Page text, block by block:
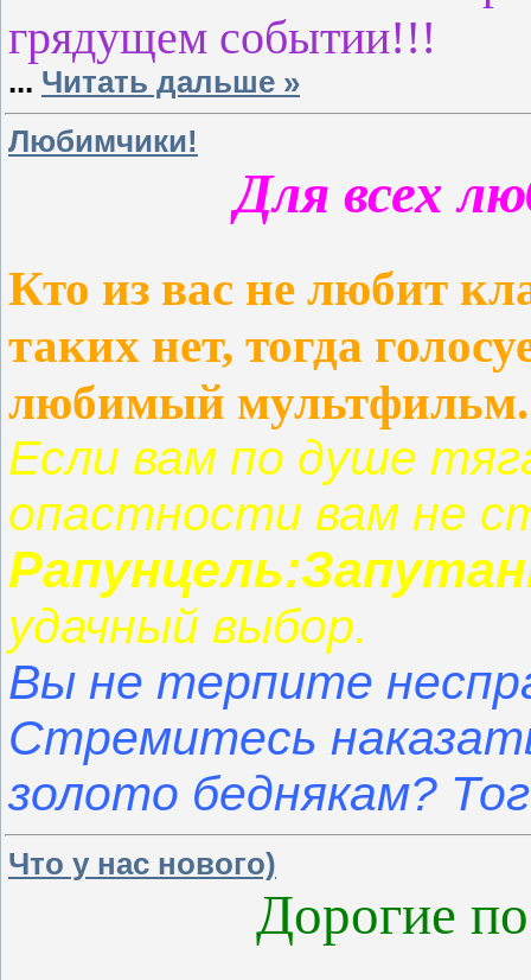
грядущем событии!!!
... Читать дальше »
Любимчики!
Для всех
Кто из вас не любит
таких нет, тогда
любимый
Если вам по душе
опастности вам не
удачный выбор.
Вы не терпите
Стремитесь
золото беднякам?
Что у нас нового)
Дорогие